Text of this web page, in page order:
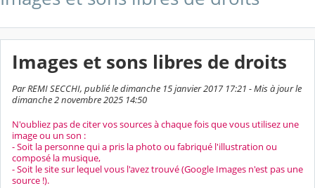
Images et sons libres de droits
Par REMI SECCHI, publié le dimanche 15 janvier 2017 17:21 - Mis à jour le
dimanche 2 novembre 2025 14:50
N'oubliez pas de citer vos sources à chaque fois que vous utilisez une
image ou un son :
- Soit la personne qui a pris la photo ou fabriqué l'illustration ou
composé la musique,
- Soit le site sur lequel vous l'avez trouvé (Google Images n'est pas une
source !).